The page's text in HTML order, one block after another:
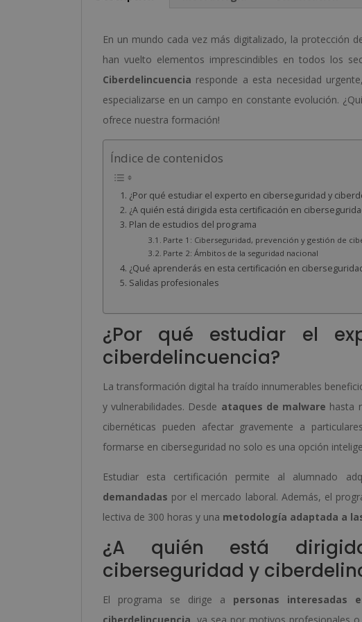
En un mundo cada vez más digitalizado, la protección
han vuelto elementos imprescindibles en todos los
Ciberdelincuencia responde a esta necesidad
especializarse en un campo en constante evolución.
ofrece nuestra formación!
Índice de contenidos
¿Por qué estudiar el experto en ciberseguridad y
¿A quién está dirigida esta certificación en
Plan de estudios del programa
Parte 1: Ciberseguridad, prevención y gestión de
Parte 2: Ámbitos de la seguridad nacional
¿Qué aprenderás en esta certificación en
Salidas profesionales
¿Por qué estudiar el
ciberdelincuencia?
La transformación digital ha traído innumerables
y vulnerabilidades. Desde ataques de malware hasta
cibernéticas pueden afectar gravemente a
formarse en ciberseguridad no solo es una opción
Estudiar esta certificación permite al alumnado
demandadas por el mercado laboral. Además, el
lectiva de 300 horas y una metodología adaptada a
¿A quién está
ciberseguridad y
El programa se dirige a personas interesadas
ciberdelincuencia, ya sea por motivos profesionales